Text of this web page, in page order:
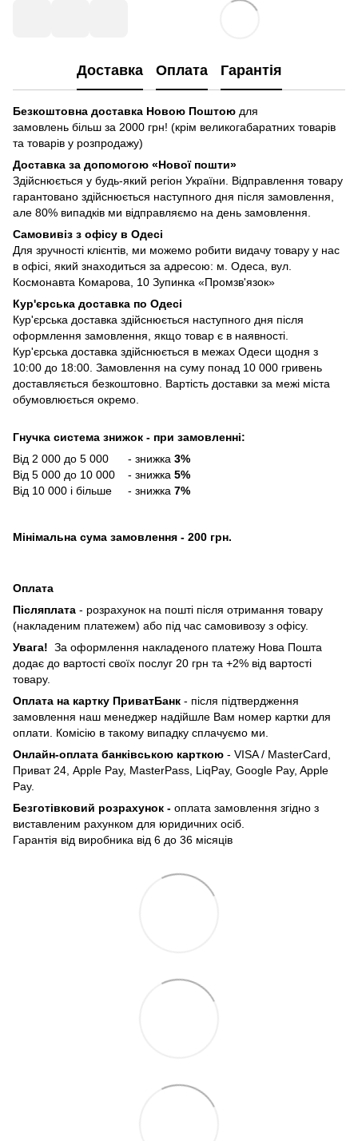
Доставка Оплата Гарантія
Безкоштовна доставка Новою Поштою для
замовлень більш за 2000 грн! (крім великогабаратних товарів
та товарів у розпродажу)
Доставка за допомогою «Нової пошти»
Здійснюється у будь-який регіон України. Відправлення товару
гарантовано здійснюється наступного дня після замовлення,
але 80% випадків ми відправляємо на день замовлення.
Самовивіз з офісу в Одесі
Для зручності клієнтів, ми можемо робити видачу товару у нас
в офісі, який знаходиться за адресою: м. Одеса, вул.
Космонавта Комарова, 10 Зупинка «Промзв'язок»
Кур'єрська доставка по Одесі
Кур'єрська доставка здійснюється наступного дня після
оформлення замовлення, якщо товар є в наявності.
Кур'єрська доставка здійснюється в межах Одеси щодня з
10:00 до 18:00. Замовлення на суму понад 10 000 гривень
доставляється безкоштовно. Вартість доставки за межі міста
обумовлюється окремо.
Гнучка система знижок - при замовленні:
Від 2 000 до 5 000 - знижка 3%
Від 5 000 до 10 000 - знижка 5%
Від 10 000 і більше - знижка 7%
Мінімальна сума замовлення - 200 грн.
Оплата
Післяплата - розрахунок на пошті після отримання товару
(накладеним платежем) або під час самовивозу з офісу.
Увага! За оформлення накладеного платежу Нова Пошта
додає до вартості своїх послуг 20 грн та +2% від вартості
товару.
Оплата на картку ПриватБанк - після підтвердження
замовлення наш менеджер надійшле Вам номер картки для
оплати. Комісію в такому випадку сплачуємо ми.
Онлайн-оплата банківською карткою - VISA / MasterCard,
Приват 24, Apple Pay, MasterPass, LiqPay, Google Pay, Apple
Pay.
Безготівковий розрахунок - оплата замовлення згідно з
виставленим рахунком для юридичних осіб.
Гарантія від виробника від 6 до 36 місяців